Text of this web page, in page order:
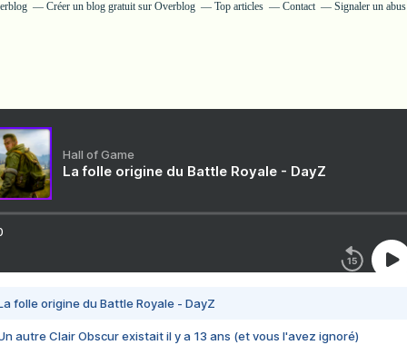
Créer un blog gratuit sur Overblog Top articles Contact Signaler un abus
Hall of Game
La folle origine du Battle Royale - DayZ
folle origine du Battle Royale - DayZ
autre Clair Obscur existait il y a 13 ans (et vous l'avez ignoré)